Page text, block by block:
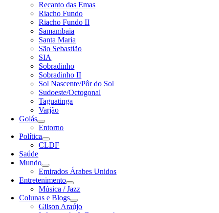
Recanto das Emas
Riacho Fundo
Riacho Fundo II
Samambaia
Santa Maria
São Sebastião
SIA
Sobradinho
Sobradinho II
Sol Nascente/Pôr do Sol
Sudoeste/Octogonal
Taguatinga
Varjão
Goiás
Entorno
Política
CLDF
Saúde
Mundo
Emirados Árabes Unidos
Entretenimento
Música / Jazz
Colunas e Blogs
Gilson Araújo